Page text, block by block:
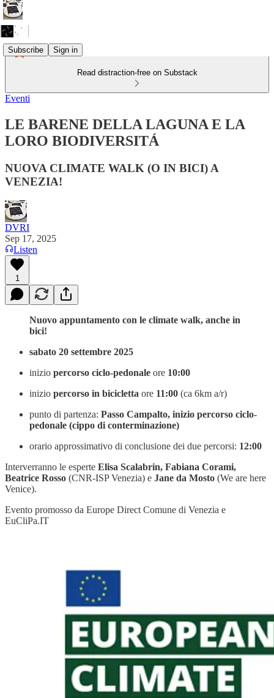
Subscribe Sign in
Read distraction-free on Substack
Eventi
LE BARENE DELLA LAGUNA E LA
LORO BIODIVERSITÁ
NUOVA CLIMATE WALK (O IN BICI) A
VENEZIA!
DVRI
Sep 17, 2025
Listen
1
Nuovo appuntamento con le climate walk, anche in
bici!
sabato 20 settembre 2025
inizio percorso ciclo-pedonale ore 10:00
inizio percorso in bicicletta ore 11:00 (ca 6km a/r)
punto di partenza: Passo Campalto, inizio percorso ciclo-
pedonale (cippo di conterminazione)
orario approssimativo di conclusione dei due percorsi: 12:00
Interverranno le esperte Elisa Scalabrin, Fabiana Corami,
Beatrice Rosso (CNR-ISP Venezia) e Jane da Mosto (We are here
Venice).
Evento promosso da Europe Direct Comune di Venezia e
EuCliPa.IT